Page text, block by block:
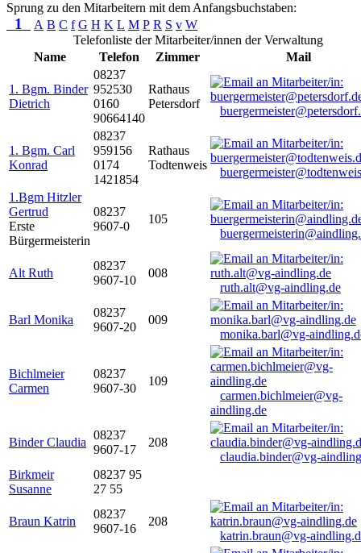
Sprung zu den Mitarbeitern mit dem Anfangsbuchstaben:
1 A B C f G H K L M P R S v W
Telefonliste der Mitarbeiter/innen der Verwaltung
Name
Telefon Zimmer Mail
1. Bgm. Binder
Dietrich
08237
952530
0160
90664140
Rathaus
Petersdorf
1. Bgm. Carl
Konrad
08237
959156
0174
1421854
Rathaus
Todtenweis
1.Bgm Hitzler
Gertrud
Erste
Bürgermeisterin
08237
9607-0
105
Alt Ruth
08237
9607-10
008
ruth.alt@vg-aindling.de
Barl Monika
08237
9607-20
009
monika.barl@vg-
Bichlmeier
Carmen
08237
9607-30
109
carmen.bichlmeier@vg-
aindling.de
Binder Claudia
08237
9607-17
208
claudia.binder@vg-
Birkmeir
Susanne
08237 95
27 55
Braun Katrin
08237
9607-16
208
katrin.braun@vg-